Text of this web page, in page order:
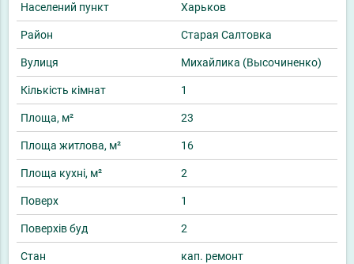
Населений пункт Харьков
Район Старая Салтовка
Вулиця Михайлика (Высочиненко)
Кількість кімнат 1
Площа, м² 23
Площа житлова, м² 16
Площа кухні, м² 2
Поверх 1
Поверхів буд 2
Стан кап. ремонт